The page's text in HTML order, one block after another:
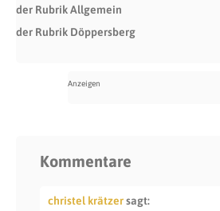
der Rubrik Allgemein
der Rubrik Döppersberg
Kommentare
christel krätzersagt: